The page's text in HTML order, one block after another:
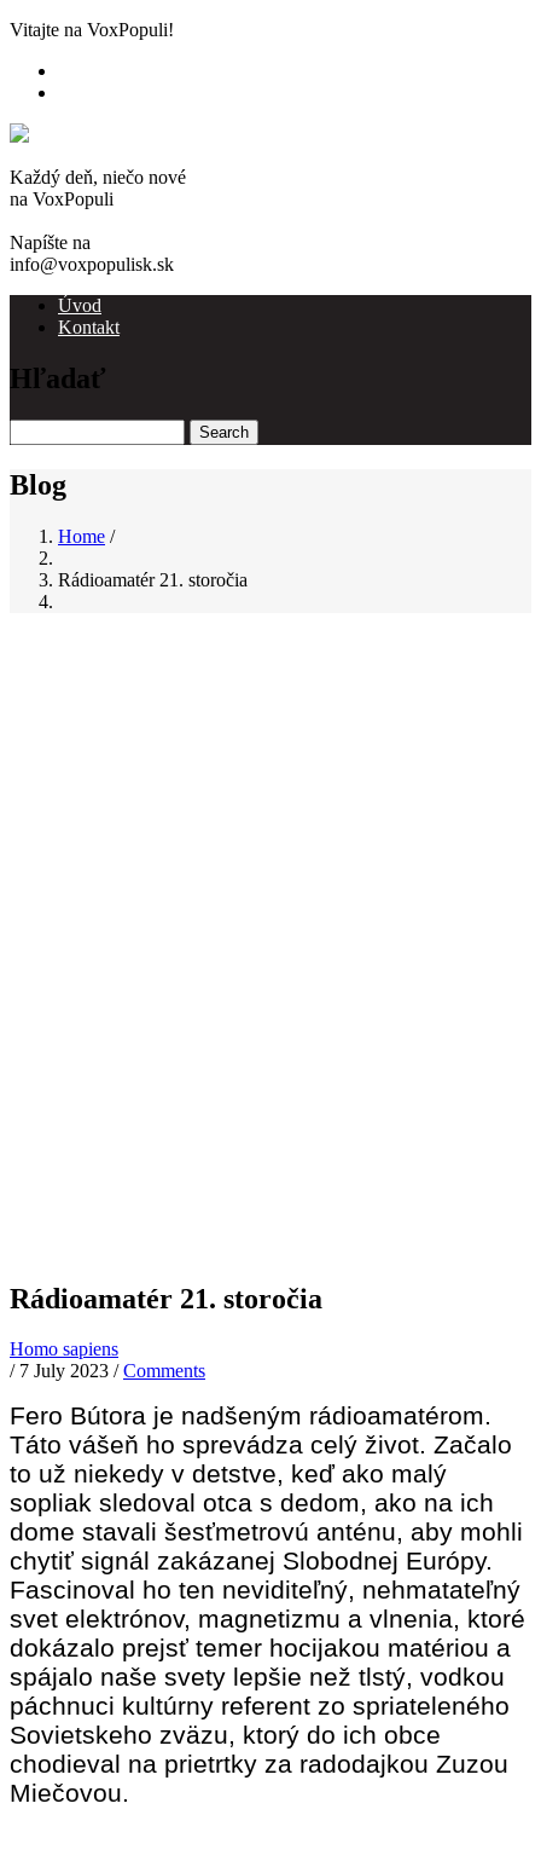
Skip
main
content
Vitajte na VoxPopuli!
Každý deň, niečo nové
na VoxPopuli
Napíšte na
info@voxpopulisk.sk
Main
navigation
Úvod
Kontakt
Hľadať
Blog
Breadcrumb
Home /
Rádioamatér 21. storočia
Rádioamatér 21. storočia
Homo sapiens
/ 7 July 2023 /Comments
Fero Bútora je nadšeným rádioamatérom.
Táto vášeň ho sprevádza celý život. Začalo
to už niekedy v detstve, keď ako malý
sopliak sledoval otca s dedom, ako na ich
dome stavali šesťmetrovú anténu, aby mohli
chytiť signál zakázanej Slobodnej Európy.
Fascinoval ho ten neviditeľný, nehmatateľný
svet elektrónov, magnetizmu a vlnenia, ktoré
dokázalo prejsť temer hocijakou matériou a
spájalo naše svety lepšie než tlstý, vodkou
páchnuci kultúrny referent zo spriateleného
Sovietskeho zväzu, ktorý do ich obce
chodieval na prietrtky za radodajkou Zuzou
Miečovou.